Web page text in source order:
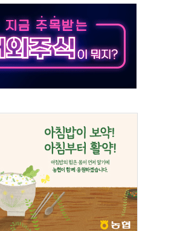
급형 ELB 공모
이닉스 사태' 재발 방지
강 적신호'
슨 기축통화"